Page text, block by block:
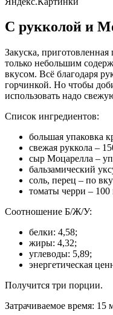
С рукколой и
Закуска, приготовленная
только небольшим
вкусом. Всё благодаря
горчинкой. Но чтобы
использовать надо
Список ингредиентов:
большая упаковка
свежая руккола –
сыр Моцарелла –
бальзамический
соль, перец – по
томаты черри – 100
Соотношение Б/Ж/У:
белки: 4,58;
жиры: 4,32;
углеводы: 5,89;
энергетическая
Получится три порции.
Затрачиваемое время: 15